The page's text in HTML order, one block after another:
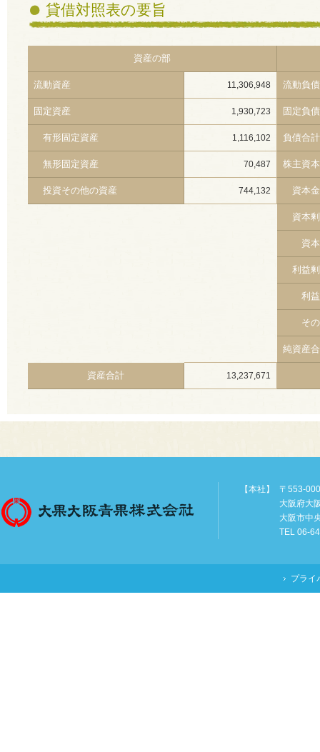
貸借対照表の要旨
資産の部
流動資産 11,306,948 流動負債
固定資産 1,930,723 固定負債
有形固定資産 1,116,102 負債合計
無形固定資産 70,487 株主資本
投資その他の資産 744,132 資本金
資本
資本
利益
利益
その
純資産
資産合計 13,237,671
【本社】
〒553-
大阪府大
大阪市中
TEL 06-
プライ